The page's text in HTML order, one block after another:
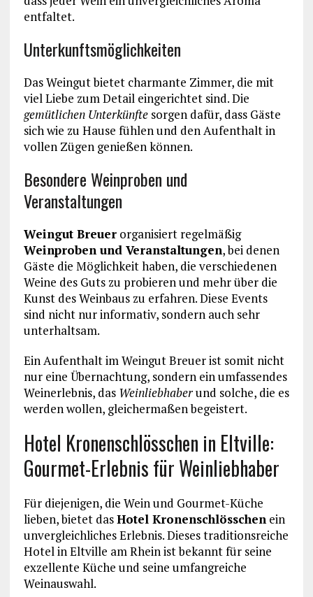
entfaltet.
Unterkunftsmöglichkeiten
Das Weingut bietet charmante Zimmer, die mit
viel Liebe zum Detail eingerichtet sind. Die
gemütlichen Unterkünftesorgen dafür, dass Gäste
sich wie zu Hause fühlen und den Aufenthalt in
vollen Zügen genießen können.
Besondere Weinproben und
Veranstaltungen
Weingut Breuerorganisiert regelmäßig
Weinproben und Veranstaltungen, bei denen
Gäste die Möglichkeit haben, die verschiedenen
Weine des Guts zu probieren und mehr über die
Kunst des Weinbaus zu erfahren. Diese Events
sind nicht nur informativ, sondern auch sehr
unterhaltsam.
Ein Aufenthalt im Weingut Breuer ist somit nicht
nur eine Übernachtung, sondern ein umfassendes
Weinerlebnis, das Weinliebhaberund solche, die es
werden wollen, gleichermaßen begeistert.
Hotel Kronenschlösschen in Eltville:
Gourmet-Erlebnis für Weinliebhaber
Für diejenigen, die Wein und Gourmet-Küche
lieben, bietet dasHotel Kronenschlösschenein
unvergleichliches Erlebnis. Dieses traditionsreiche
Hotel in Eltville am Rhein ist bekannt für seine
exzellente Küche und seine umfangreiche
Weinauswahl.